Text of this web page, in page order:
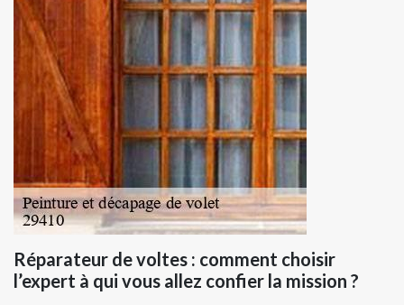
Réparateur de voltes : comment choisir
l’expert à qui vous allez confier la mission ?